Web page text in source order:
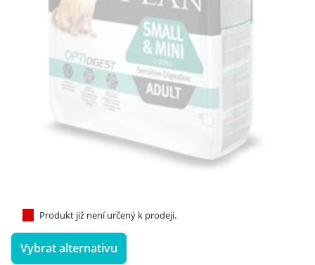
Produkt již není určený k prodeji.
Vybrat alternativu